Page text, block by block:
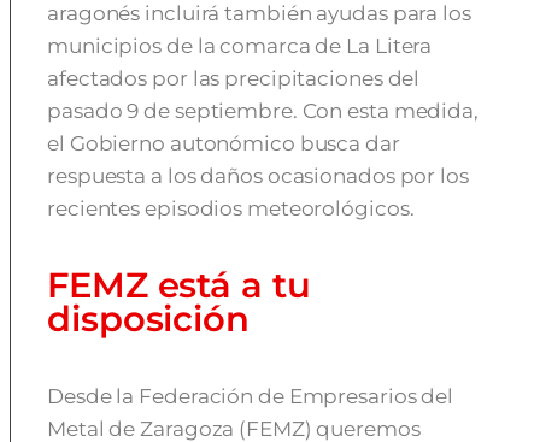
aragonés incluirá también ayudas para los
municipios de la comarca de La Litera
afectados por las precipitaciones del
pasado 9 de septiembre. Con esta medida,
el Gobierno autonómico busca dar
respuesta a los daños ocasionados por los
recientes episodios meteorológicos.
FEMZ está a tu
disposición
Desde la Federación de Empresarios del
Metal de Zaragoza (FEMZ) queremos